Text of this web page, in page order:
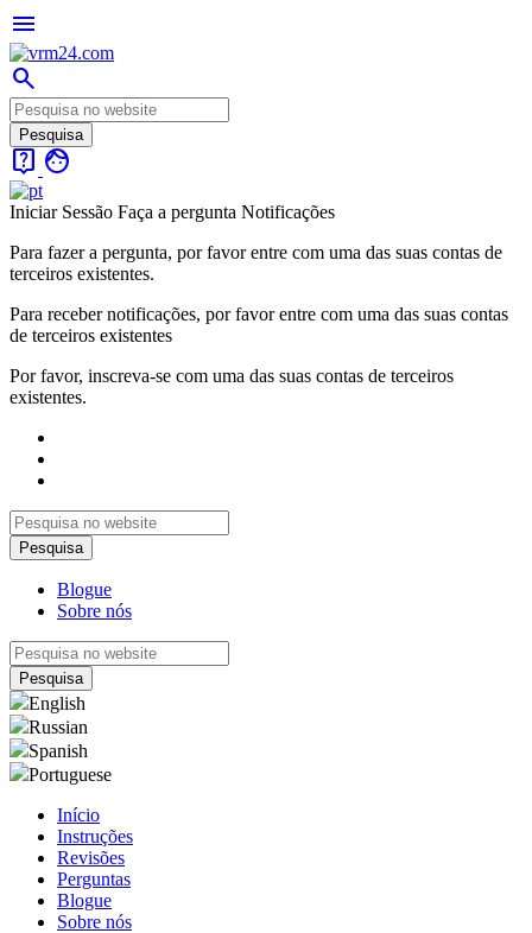
menu
search
live_help face
Iniciar Sessão Faça a pergunta Notificações
Para fazer a pergunta, por favor entre com uma das suas contas de
terceiros existentes.
Para receber notificações, por favor entre com uma das suas contas
de terceiros existentes
Por favor, inscreva-se com uma das suas contas de terceiros
existentes.
Blogue
Sobre nós
English
Russian
Spanish
Portuguese
Início
Instruções
Revisões
Perguntas
Blogue
Sobre nós